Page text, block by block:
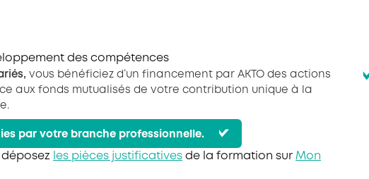
des compétences
vous bénéficiez d’un financement par AKTO des actions
aux fonds mutualisés de votre contribution unique à la
par votre branche professionnelle.
les pièces justificatives de la formation sur Mon